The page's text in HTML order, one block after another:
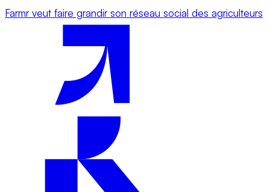
Farmr veut faire grandir son réseau social des agriculteurs